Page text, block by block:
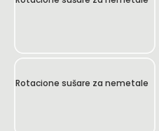
Rotacione sušare za nemetale